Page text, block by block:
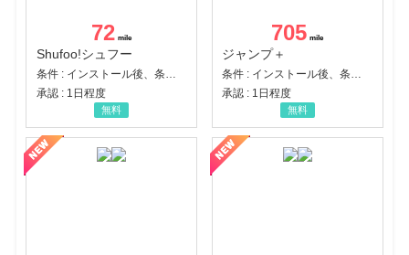
72
Shufoo!シュフー
条件 : インストール後、条件達成
承認 : 1日程度
無料
705
ジャンプ＋
条件 : インストール後、条件達成
承認 : 1日程度
無料